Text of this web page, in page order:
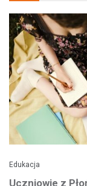
Edukacja
Uczniowie z